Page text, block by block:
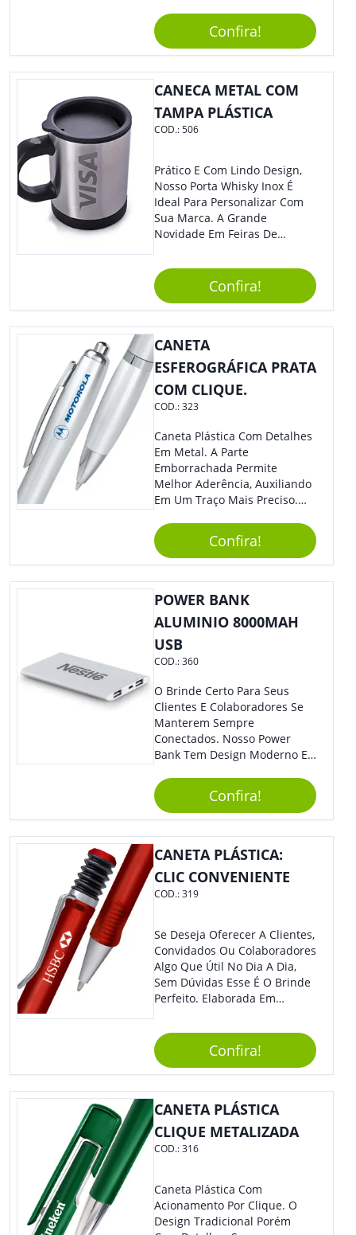
Diferentes Países E Com
Todas As Tensões. Em
Tamanho Compacto, É
Perfeito Para Carregar Na
Bolsa Ou Na Mochila. É A
Praticidade Que Todos
Precisam Em Apenas Um
Item! Demais, Não É?!
E Ofereça A Seus Clientes E
Colaboradores. Útil E
Funcional, Com Certeza Todo
Mundo Irá Amar.
Confira!
CANECA METAL COM
TAMPA PLÁSTICA
COD.:506
Prático E Com Lindo Design,
Nosso Porta Whisky Inox É
Ideal Para Personalizar Com
Sua Marca. A Grande
Novidade Em Feiras De
Corporativos Será Esse
Incrível Brinde, Trazendo
Ainda Mais Destaque Para
Sua Empresa.
Confira!
CANETA
ESFEROGRÁFICA PRATA
COM CLIQUE.
COD.:323
Caneta Plástica Com Detalhes
Em Metal. A Parte
Emborrachada Permite
Melhor Aderência, Auxiliando
Em Um Traço Mais Preciso.
Todo Tipo De Evento E
Público.
Confira!
POWER BANK
ALUMINIO 8000MAH
USB
COD.:360
O Brinde Certo Para Seus
Clientes E Colaboradores Se
Manterem Sempre
Conectados. Nosso Power
Bank Tem Design Moderno E
Na Bolsa Ou Na Mochila.
Compatível Com Diversos
Aparelhos, O Brinde É Super
Eficiente E Ágil, Ideal Para
Quem Busca Praticidade No
Sua Marca E Tenha Ainda
Mais Destaque Em Eventos E
Confira!
CANETA PLÁSTICA:
CLIC CONVENIENTE
COD.:319
Se Deseja Oferecer A Clientes,
Convidados Ou Colaboradores
Algo Que Útil No Dia A Dia,
Sem Dúvidas Esse É O Brinde
Perfeito. Elaborada Em
Com Detalhes Em Metal, Essa
Incrível Caneta Esferográfica É
Acionada Na Por Clic Na Parte
Superior.
Confira!
CANETA PLÁSTICA
CLIQUE METALIZADA
COD.:316
Caneta Plástica Com
Acionamento Por Clique. O
Design Tradicional Porém